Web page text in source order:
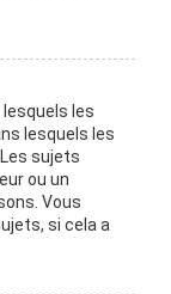
les
lesquels les
sujets
ou un
Vous
si cela a